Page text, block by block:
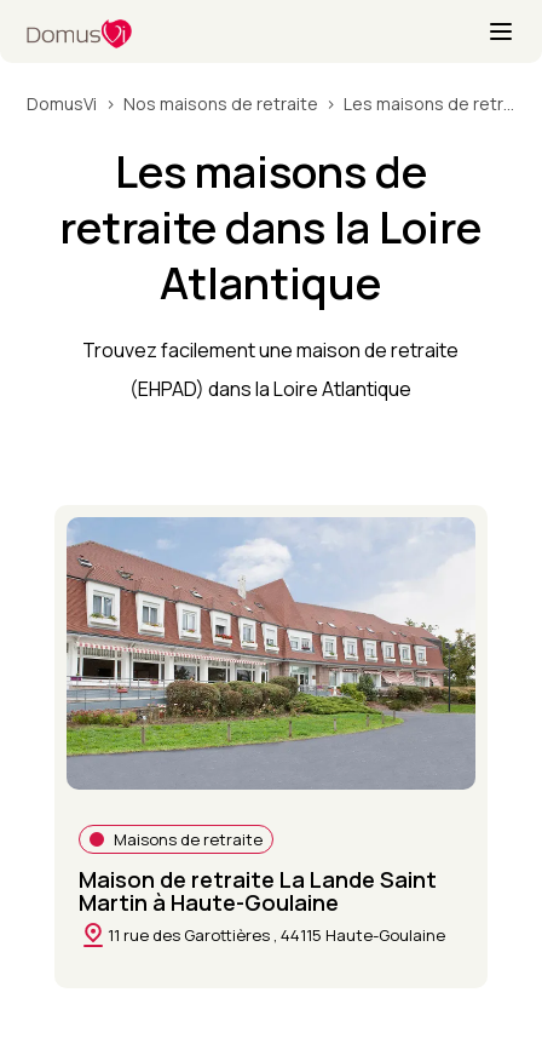
DomusVi Nos maisons de retraite Les maisons de retraite dans la Loire Atlantique
Les maisons de
retraite dans la Loire
Atlantique
Trouvez facilement une maison de retraite
(EHPAD) dans la Loire Atlantique
Maisons de retraite
Maison de retraite La Lande Saint
Martin à Haute-Goulaine
11 rue des Garottières , 44115 Haute-Goulaine